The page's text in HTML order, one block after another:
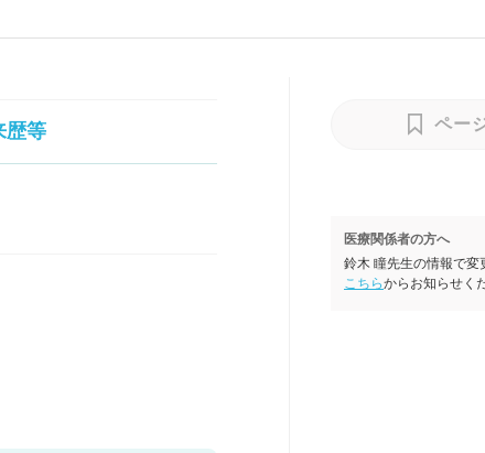
歴等 ペー
医療関係者の方へ
鈴木 瞳先生の情報で変
こちらからお知らせく